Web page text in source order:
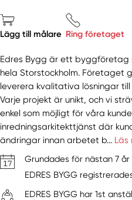
Lägg till målare Ring företaget
Edres Bygg är ett byggföretag
hela Storstockholm. Företaget
leverera kvalitativa lösningar
Varje projekt är unikt, och vi
enkel som möjligt för våra
inredningsarkitekttjänst där
ändringar innan arbetet b... Läs
Grundades för nästan 7 år
EDRES BYGG
EDRES BYGG har 1st